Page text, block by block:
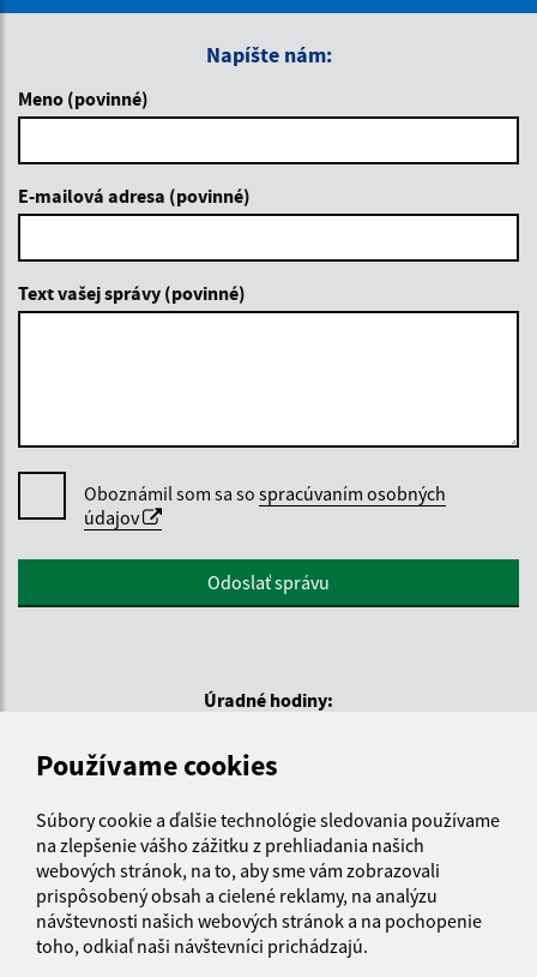
Používame cookies
Súbory cookie a ďalšie technológie sledovania používame
na zlepšenie vášho zážitku z prehliadania našich
webových stránok, na to, aby sme vám zobrazovali
prispôsobený obsah a cielené reklamy, na analýzu
návštevnosti našich webových stránok a na pochopenie
toho, odkiaľ naši návštevníci prichádzajú.
Napíšte nám:
Meno (povinné)
E-mailová adresa (povinné)
Text vašej správy (povinné)
Oboznámil som sa so spracúvaním osobných
údajov
Google reCaptcha ResponseOdoslať správu
Úradné hodiny:
Deň
Čas doobeda
Utorok:
08:00 - 11:30 13:00 - 15:00
Streda:
08:00 - 11:30 13:00 - 16:00
Štvrtok:
nestránkový deň
Piatok:
08:00 - 11:30 13:00 - 14:00